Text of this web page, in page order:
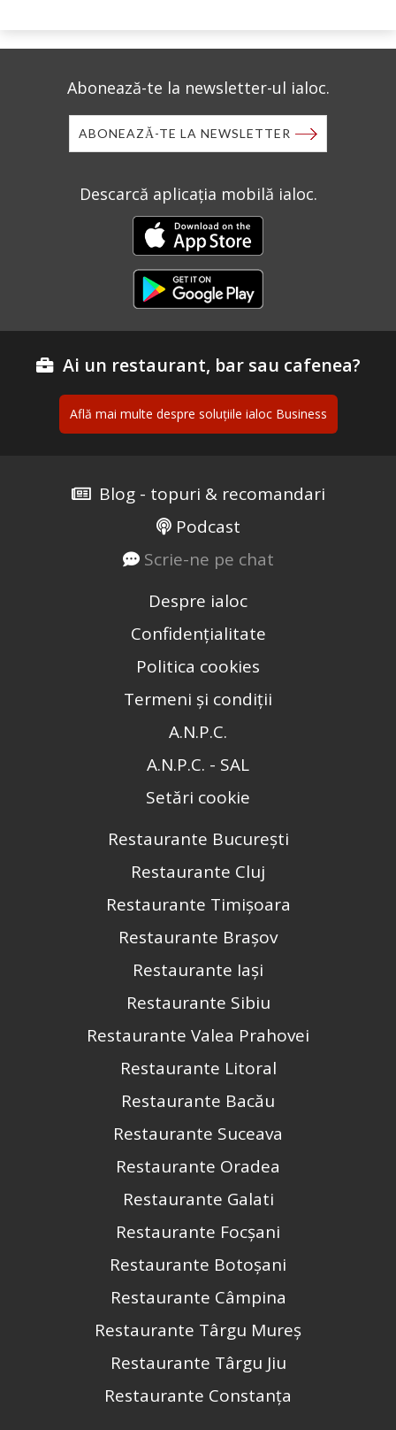
Abonează-te la newsletter-ul ialoc.
ABONEAZĂ-TE LA NEWSLETTER
Descarcă aplicația mobilă ialoc.
Ai un restaurant, bar sau cafenea?
Află mai multe despre soluțiile ialoc Business
Blog - topuri & recomandari
Podcast
Scrie-ne pe chat
Despre ialoc
Confidențialitate
Politica cookies
Termeni și condiții
A.N.P.C.
A.N.P.C. - SAL
Setări cookie
Restaurante București
Restaurante Cluj
Restaurante Timișoara
Restaurante Brașov
Restaurante Iași
Restaurante Sibiu
Restaurante Valea Prahovei
Restaurante Litoral
Restaurante Bacău
Restaurante Suceava
Restaurante Oradea
Restaurante Galati
Restaurante Focșani
Restaurante Botoșani
Restaurante Câmpina
Restaurante Târgu Mureș
Restaurante Târgu Jiu
Restaurante Constanța